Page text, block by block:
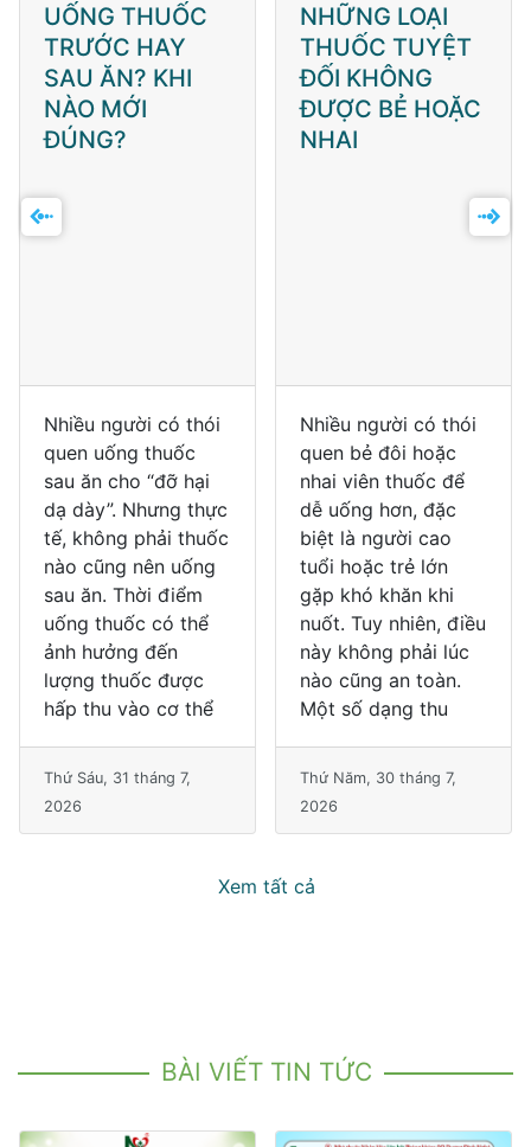
UỐNG THUỐC
TRƯỚC HAY
SAU ĂN? KHI
NÀO MỚI
ĐÚNG?
Nhiều người có thói
quen uống thuốc
sau ăn cho “đỡ hại
dạ dày”. Nhưng thực
tế, không phải thuốc
nào cũng nên uống
sau ăn. Thời điểm
uống thuốc có thể
ảnh hưởng đến
lượng thuốc được
hấp thu vào cơ thể
Thứ Sáu, 31 tháng 7,
2026
NHỮNG LOẠI
THUỐC TUYỆT
ĐỐI KHÔNG
ĐƯỢC BẺ HOẶC
NHAI
Nhiều người có thói
quen bẻ đôi hoặc
nhai viên thuốc để
dễ uống hơn, đặc
biệt là người cao
tuổi hoặc trẻ lớn
gặp khó khăn khi
nuốt. Tuy nhiên, điều
này không phải lúc
nào cũng an toàn.
Một số dạng thu
Thứ Năm, 30 tháng 7,
2026
Xem tất cả
BÀI VIẾT TIN TỨC